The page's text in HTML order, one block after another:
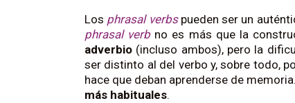
Los phrasal verbspueden ser un
phrasal verbno es más que la
adverbio (incluso ambos), pero la
ser distinto al del verbo y, sobre todo,
hace que deban aprenderse de
más habituales.